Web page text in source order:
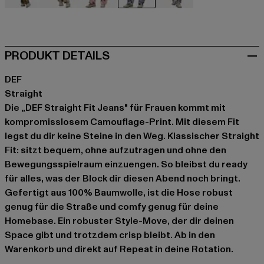
PRODUKT DETAILS
DEF
Straight
Die „DEF Straight Fit Jeans" für Frauen kommt mit
kompromisslosem Camouflage-Print. Mit diesem Fit
legst du dir keine Steine in den Weg. Klassischer Straight
Fit: sitzt bequem, ohne aufzutragen und ohne den
Bewegungsspielraum einzuengen. So bleibst du ready
für alles, was der Block dir diesen Abend noch bringt.
Gefertigt aus 100% Baumwolle, ist die Hose robust
genug für die Straße und comfy genug für deine
Homebase. Ein robuster Style-Move, der dir deinen
Space gibt und trotzdem crisp bleibt. Ab in den
Warenkorb und direkt auf Repeat in deine Rotation.